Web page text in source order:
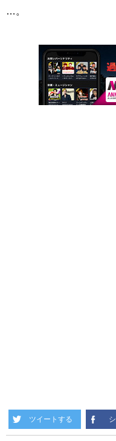
…。
ツイートする